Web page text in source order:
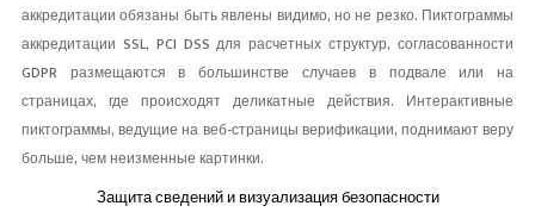
аккредитации обязаны быть явлены видимо, но не резко. Пиктограммы
аккредитации SSL, PCI DSS для расчетных структур, согласованности
GDPR размещаются в большинстве случаев в подвале или на
страницах, где происходят деликатные действия. Интерактивные
пиктограммы, ведущие на веб-страницы верификации, поднимают веру
больше, чем неизменные картинки.
Защита сведений и визуализация безопасности